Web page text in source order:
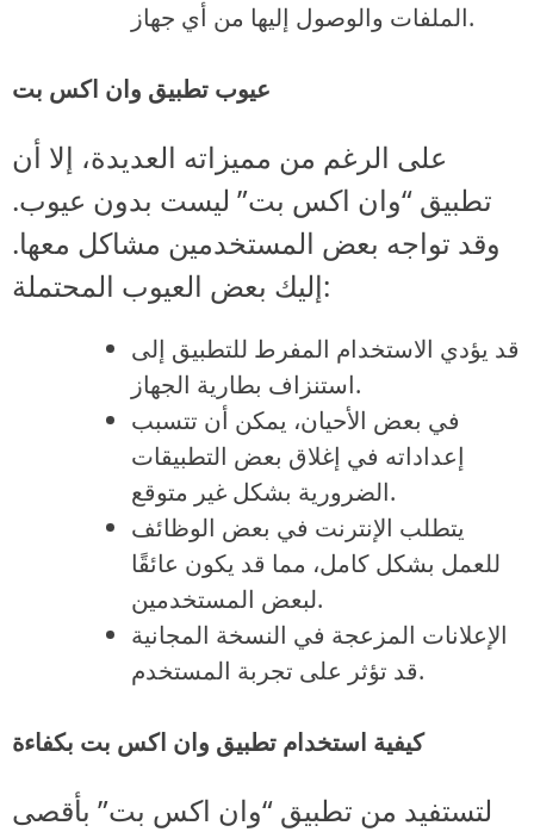
الملفات والوصول إليها من أي جهاز.
عيوب تطبيق وان اكس بت
على الرغم من مميزاته العديدة، إلا أن
تطبيق “وان اكس بت” ليست بدون عيوب.
وقد تواجه بعض المستخدمين مشاكل معها.
إليك بعض العيوب المحتملة:
قد يؤدي الاستخدام المفرط للتطبيق إلى
استنزاف بطارية الجهاز.
في بعض الأحيان، يمكن أن تتسبب
إعداداته في إغلاق بعض التطبيقات
الضرورية بشكل غير متوقع.
يتطلب الإنترنت في بعض الوظائف
للعمل بشكل كامل، مما قد يكون عائقًا
لبعض المستخدمين.
الإعلانات المزعجة في النسخة المجانية
قد تؤثر على تجربة المستخدم.
كيفية استخدام تطبيق وان اكس بت بكفاءة
لتستفيد من تطبيق “وان اكس بت” بأقصى